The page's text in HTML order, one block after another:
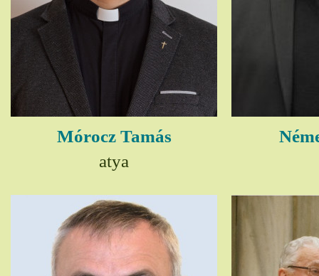
Mórocz Tamás
atya